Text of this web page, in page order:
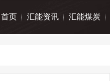
首页 汇能资讯 汇能煤炭